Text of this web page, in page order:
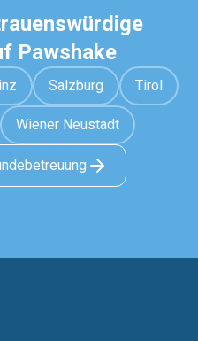
Pawshake
Salzburg Tirol
Wiener Neustadt